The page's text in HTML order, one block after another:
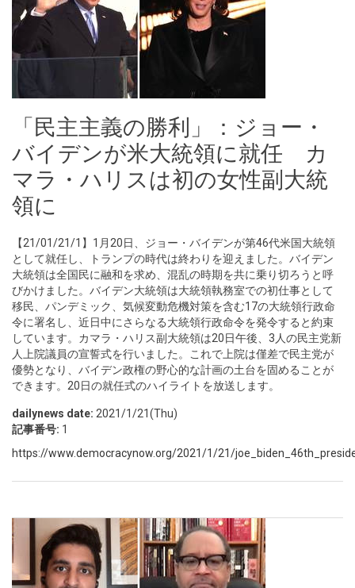
「民主主義の勝利」：ジョー・
バイデンが米大統領に就任 カ
マラ・ハリスは初の女性副大統
領に
【21/01/21/1】1月20日、ジョー・バイデンが第46代米国大統領
として就任し、トランプの時代は終わりを迎えました。バイデン
大統領は全国民に融和を求め、混乱の時期を共に乗り切ろうと呼
びかけました。バイデン大統領は大統領執務室での初仕事として
移民、パンデミック、気候変動危機対策を含む17の大統領行政命
令に署名し、近日中にさらなる大統領行政命令を発令すると約束
しています。カマラ・ハリス副大統領は20日午後、3人の民主党新
人上院議員の宣誓式を行いました。これで上院は僅差で民主党が
優勢となり、バイデン政権の野心的な計画の土台を固めることが
できます。20日の就任式のハイライトを放送します。
dailynews date: 2021/1/21(Thu)
記事番号: 1
https://www.democracynow.org/2021/1/21/